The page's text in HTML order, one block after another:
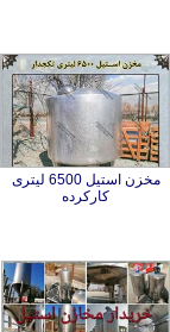
مخزن استیل 6500 لیتری
کارکرده